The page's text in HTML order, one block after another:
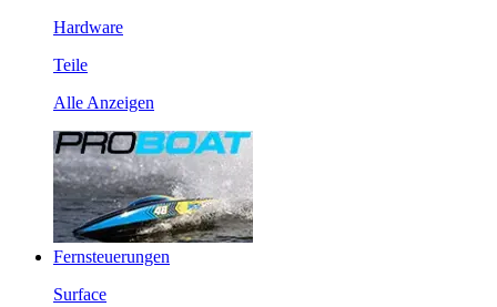
Hardware
Teile
Alle Anzeigen
Fernsteuerungen
Surface